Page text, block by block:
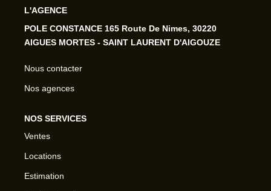
L'AGENCE
POLE CONSTANCE 165 Route De Nimes, 30220
AIGUES MORTES - SAINT LAURENT D'AIGOUZE
Nous contacter
Nos agences
NOS SERVICES
Ventes
Locations
Estimation